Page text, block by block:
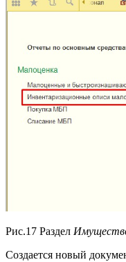
Рис.17 Раздел
Создается новый